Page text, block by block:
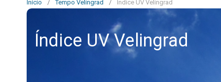
Início / Tempo Velingrad / Índice UV Velingrad
Índice UV Velingrad